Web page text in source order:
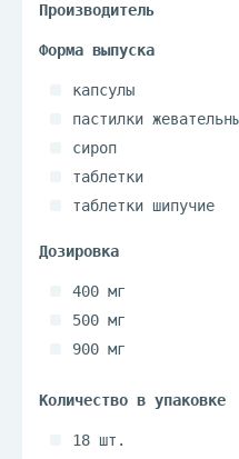
капсулы
пастилки
сироп
таблетки
таблетки шипучие
400 мг
500 мг
900 мг
18 шт.